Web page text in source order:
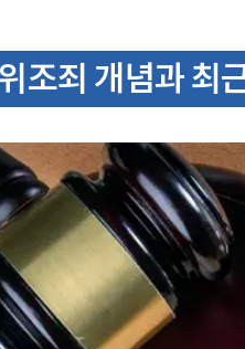
조죄 개념과 최